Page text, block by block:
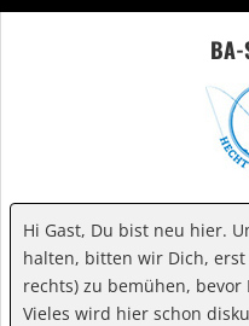
Hi Gast, Du bist neu hier.
halten, bitten wir Dich, erst
rechts) zu bemühen,
Vieles wird hier schon